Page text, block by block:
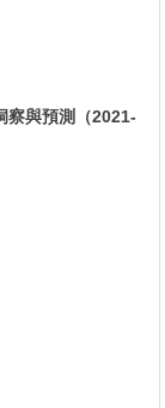
察與預測（2021-